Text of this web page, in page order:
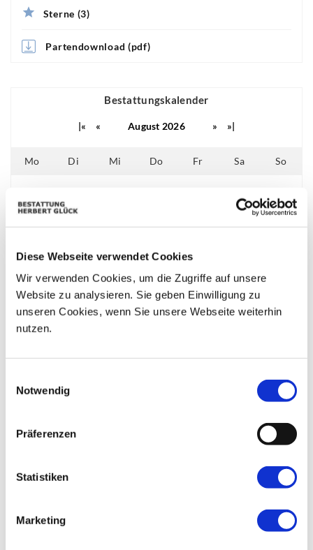
Diese Webseite verwendet Cookies
Wir verwenden Cookies, um die Zugriffe auf unsere
Website zu analysieren. Sie geben Einwilligung zu
unseren Cookies, wenn Sie unsere Webseite weiterhin
nutzen.
Notwendig
Präferenzen
Statistiken
Marketing
Sterne (3)
Partendownload (pdf)
Bestattungskalender
|« « August 2026 » »|
Mo Di Mi Do Fr Sa So
03 04 05 06 07 08 09
10 11 12 13 14
17 19 21
24 25 26 27 28 29 30